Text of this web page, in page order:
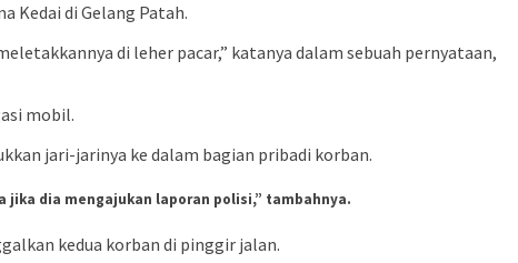
Kedai di Gelang Patah.
di leher pacar,” katanya dalam sebuah pernyataan,
mobil.
jari-jarinya ke dalam bagian pribadi korban.
dia mengajukan laporan polisi,” tambahnya.
kedua korban di pinggir jalan.